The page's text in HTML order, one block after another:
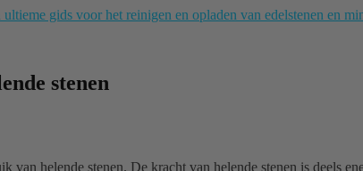
ultieme gids voor het reinigen en opladen van edelstenen en
stenen
van helende stenen. De kracht van helende stenen is deels